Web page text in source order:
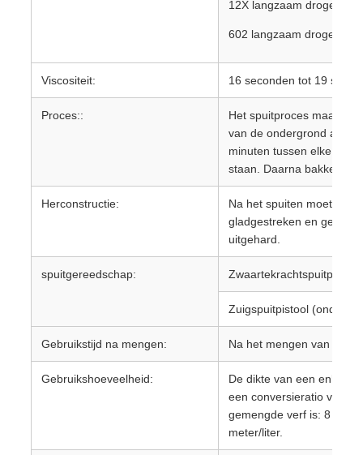
12X langzaam drogende
602 langzaam drogende
Viscositeit: 16 seconden tot 19
Proces::
Het spuitproces maakt
van de ondergrond aan
minuten tussen elke
staan. Daarna bakken.
Herconstructie:
Na het spuiten moeten
gladgestreken en
uitgehard.
spuitgereedschap:
Zuigspuitpistool (onder)
Gebruikstijd na mengen: Na het mengen van de
Gebruikshoeveelheid:
De dikte van een enkele
een conversieratio van
gemengde verf is: 8
meter/liter.